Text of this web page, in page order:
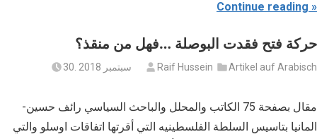
Continue reading
حركة فتح فقدت البوصلة …فهل من منقذ؟
30. سبتمبر 2018 Raif Hussein Artikel auf Arabisch
مقال بصفحة 75 الكاتب والمحلل والباحث السياسي رائف حسين‪-
المانيا بتاسيس السلطة الفلسطينيه التي أقرتها اتفاقات اوسلو والتي